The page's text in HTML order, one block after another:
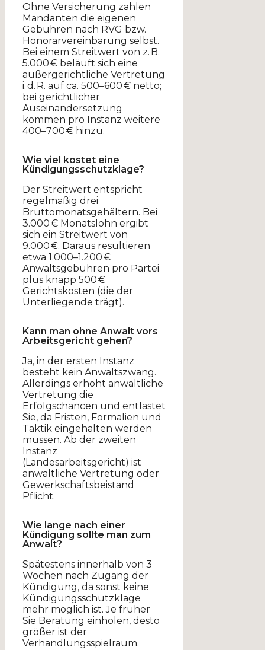
Ohne Versicherung zahlen
Mandanten die eigenen
Gebühren nach RVG bzw.
Honorarvereinbarung selbst.
Bei einem Streitwert von z. B.
5.000 € beläuft sich eine
außergerichtliche Vertretung
i. d. R. auf ca. 500–600 € netto;
bei gerichtlicher
Auseinandersetzung
kommen pro Instanz weitere
400–700 € hinzu.
Wie viel kostet eine
Kündigungsschutzklage?
Der Streitwert entspricht
regelmäßig drei
Bruttomonatsgehältern. Bei
3.000 € Monatslohn ergibt
sich ein Streitwert von
9.000 €. Daraus resultieren
etwa 1.000–1.200 €
Anwaltsgebühren pro Partei
plus knapp 500 €
Gerichtskosten (die der
Unterliegende trägt).
Kann man ohne Anwalt vors
Arbeitsgericht gehen?
Ja, in der ersten Instanz
besteht kein Anwaltszwang.
Allerdings erhöht anwaltliche
Vertretung die
Erfolgschancen und entlastet
Sie, da Fristen, Formalien und
Taktik eingehalten werden
müssen. Ab der zweiten
Instanz
(Landesarbeitsgericht) ist
anwaltliche Vertretung oder
Gewerkschaftsbeistand
Pflicht.
Wie lange nach einer
Kündigung sollte man zum
Anwalt?
Spätestens innerhalb von 3
Wochen nach Zugang der
Kündigung, da sonst keine
Kündigungsschutzklage
mehr möglich ist. Je früher
Sie Beratung einholen, desto
größer ist der
Verhandlungsspielraum.